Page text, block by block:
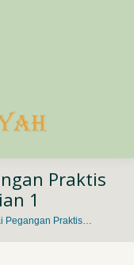
Praktis
1
Pegangan Praktis…